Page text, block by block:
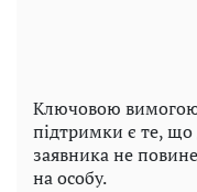
Ключовою вимогою
підтримки є те, що
заявника не
на особу.